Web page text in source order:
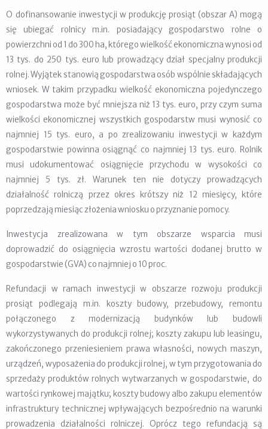
O dofinansowanie inwestycji w produkcję prosiąt (obszar A) mogą
się ubiegać rolnicy m.in. posiadający gospodarstwo rolne o
powierzchni od 1 do 300 ha, którego wielkość ekonomiczna wynosi od
13 tys. do 250 tys. euro lub prowadzący dział specjalny produkcji
rolnej. Wyjątek stanowią gospodarstwa osób wspólnie składających
wniosek. W takim przypadku wielkość ekonomiczna pojedynczego
gospodarstwa może być mniejsza niż 13 tys. euro, przy czym suma
wielkości ekonomicznej wszystkich gospodarstw musi wynosić co
najmniej 15 tys. euro, a po zrealizowaniu inwestycji w każdym
gospodarstwie powinna osiągnąć co najmniej 13 tys. euro. Rolnik
musi udokumentować osiągnięcie przychodu w wysokości co
najmniej 5 tys. zł. Warunek ten nie dotyczy prowadzących
działalność rolniczą przez okres krótszy niż 12 miesięcy, które
poprzedzają miesiąc złożenia wniosku o przyznanie pomocy.
Inwestycja zrealizowana w tym obszarze wsparcia musi
doprowadzić do osiągnięcia wzrostu wartości dodanej brutto w
gospodarstwie (GVA) co najmniej o 10 proc.
Refundacji w ramach inwestycji w obszarze rozwoju produkcji
prosiąt podlegają m.in. koszty budowy, przebudowy, remontu
połączonego z modernizacją budynków lub budowli
wykorzystywanych do produkcji rolnej; koszty zakupu lub leasingu,
zakończonego przeniesieniem prawa własności, nowych maszyn,
urządzeń, wyposażenia do produkcji rolnej, w tym przygotowania do
sprzedaży produktów rolnych wytwarzanych w gospodarstwie, do
wartości rynkowej majątku; koszty budowy albo zakupu elementów
infrastruktury technicznej wpływających bezpośrednio na warunki
prowadzenia działalności rolniczej. Oprócz tego refundacją są